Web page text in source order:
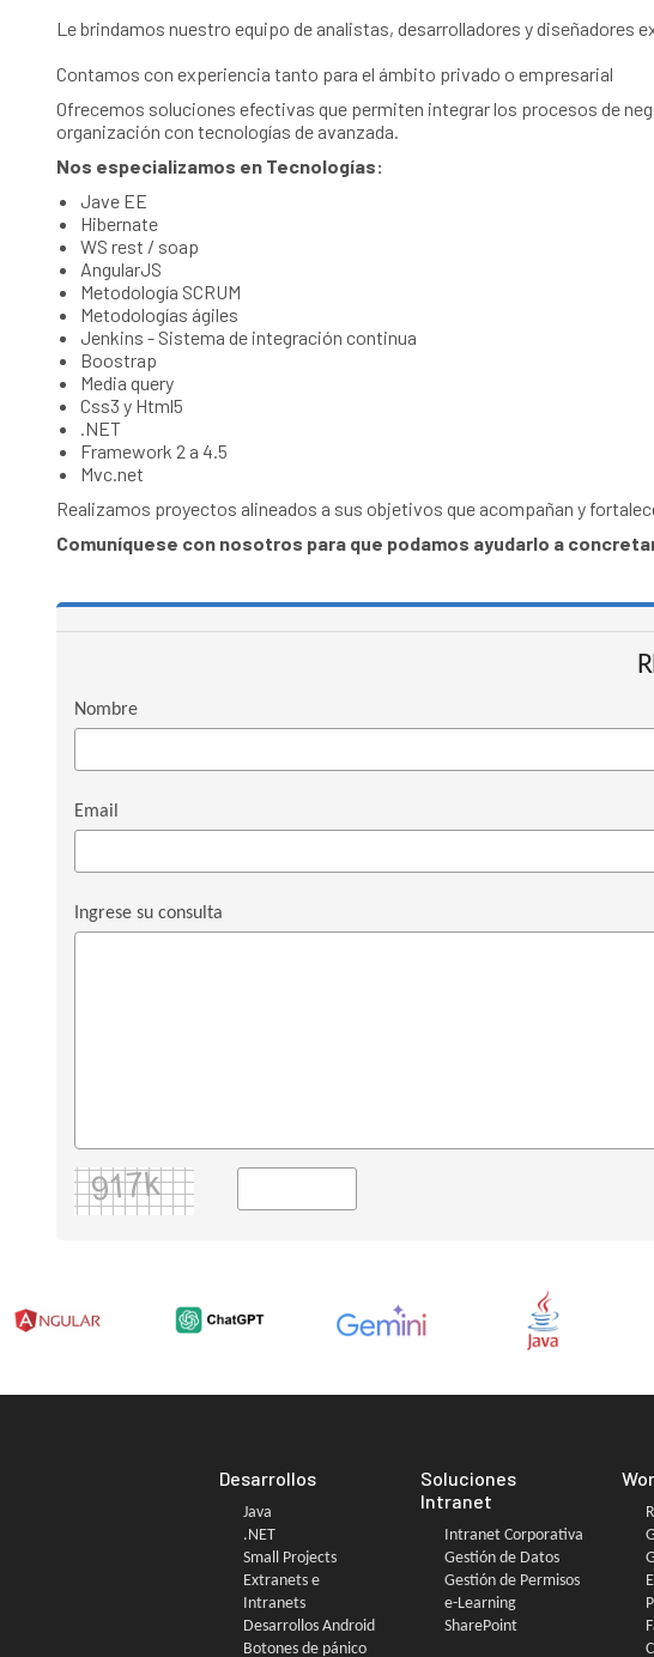
Le brindamos nuestro equipo de analistas, desarrolladores y
Contamos con experiencia tanto para el ámbito privado o empresarial
Ofrecemos soluciones efectivas que permiten integrar los procesos de
organización con tecnologías de avanzada.
Nos especializamos en Tecnologías:
Jave EE
Hibernate
WS rest / soap
AngularJS
Metodología SCRUM
Metodologías ágiles
Jenkins - Sistema de integración continua
Boostrap
Media query
Css3 y Html5
.NET
Framework 2 a 4.5
Mvc.net
Realizamos proyectos alineados a sus objetivos que acompañan y
Comuníquese con nosotros para que podamos ayudarlo a
Nombre
Email
Ingrese su consulta
Desarrollos
Java
.NET
Small Projects
Extranets e
Intranets
Desarrollos Android
Botones de pánico
Soluciones
Intranet
Intranet Corporativa
Gestión de Datos
Gestión de Permisos
e-Learning
SharePoint